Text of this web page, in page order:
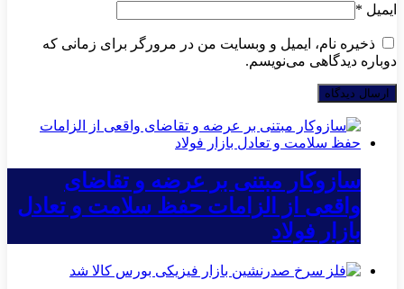
ایمیل *
ذخیره نام، ایمیل و وبسایت من در مرورگر برای زمانی که
دوباره دیدگاهی می‌نویسم.
سازوکار مبتنی بر عرضه و تقاضای
واقعی از الزامات حفظ سلامت و تعادل
بازار فولاد